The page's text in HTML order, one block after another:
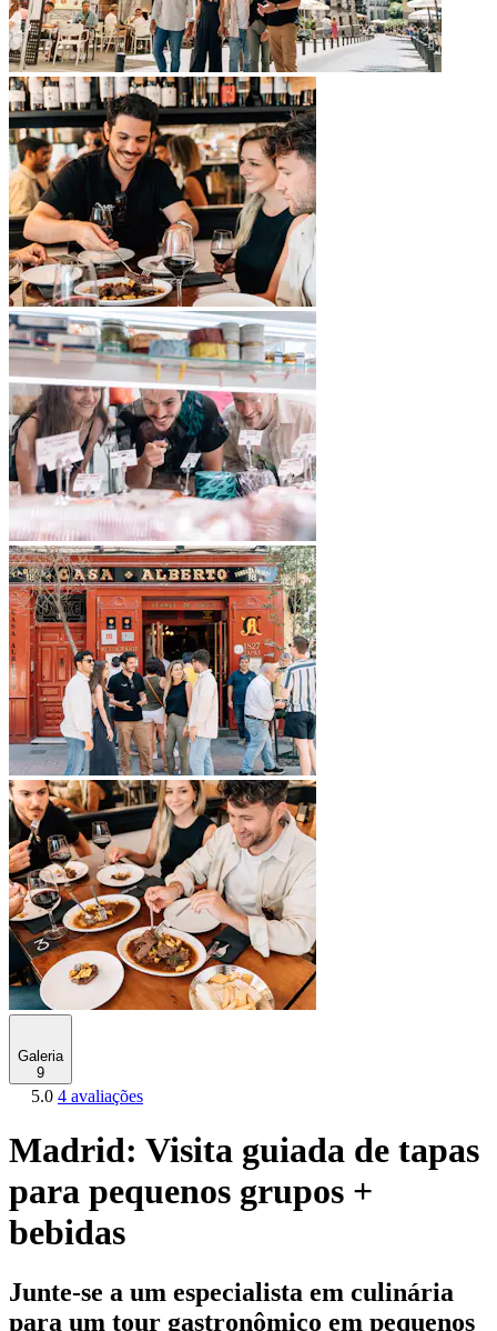
Galeria
9
5.0 4 avaliações
Madrid: Visita guiada de tapas
para pequenos grupos +
bebidas
Junte-se a um especialista em culinária
para um tour gastronômico em pequenos